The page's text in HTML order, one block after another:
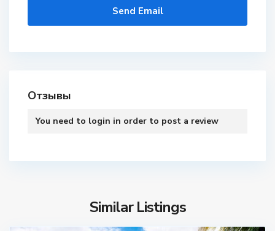
Отзывы
You need to login in order to post a review
Similar Listings